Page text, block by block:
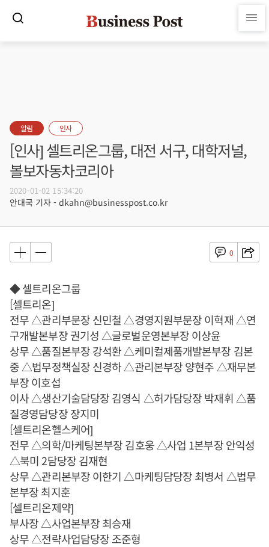
알림 인사
[인사] 셀트리온그룹, 대전 서구, 대학저널,
볼보자동차코리아
2020-01-02 15:34:20
안대국 기자 - dkahn@businesspost.co.kr
0
◆ 셀트리온그룹
[셀트리온]
전무 △관리부문장 신민철 △경영지원부문장 이혁재 △연
구개발본부장 권기성 △글로벌운영본부장 이상윤
상무 △품질본부장 강석환 △케미컬제품개발본부장 김본
중 △법무정책실장 신경하 △관리본부장 양현주 △재무본
부장 이호섭
이사 △생산기술담당장 김영식 △허가담당장 박재휘 △품
질경영담당장 장지미
[셀트리온헬스케어]
전무 △의학/마케팅본부장 김호웅 △사업 1본부장 안익성
△북미 2담당장 김재현
상무 △관리본부장 이한기 △마케팅담당장 최병서 △법무
본부장 최지훈
[셀트리온제약]
부사장 △사업본부장 최승재
상무 △전략사업담당장 조준형